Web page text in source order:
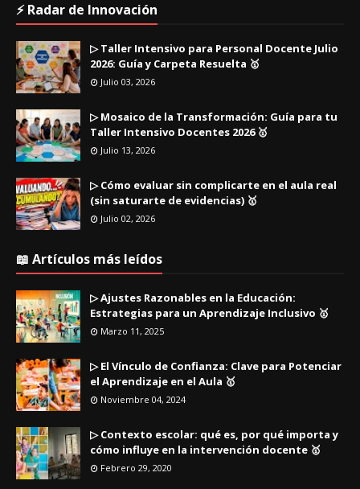
⚡ Radar de Innovación
▷ Taller Intensivo para Personal Docente Julio
2026: Guía y Carpeta Resuelta 🥇
Julio 03, 2026
▷ Mosaico de la Transformación: Guía para tu
Taller Intensivo Docentes 2026 🥇
Julio 13, 2026
▷ Cómo evaluar sin complicarte en el aula real
(sin saturarte de evidencias) 🥇
Julio 02, 2026
📖 Artículos más leídos
▷ Ajustes Razonables en la Educación:
Estrategias para un Aprendizaje Inclusivo 🥇
Marzo 11, 2025
▷ El Vínculo de Confianza: Clave para Potenciar
el Aprendizaje en el Aula 🥇
Noviembre 04, 2024
▷ Contexto escolar: qué es, por qué importa y
cómo influye en la intervención docente 🥇
Febrero 29, 2020